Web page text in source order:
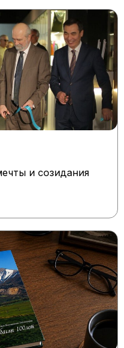
и созидания